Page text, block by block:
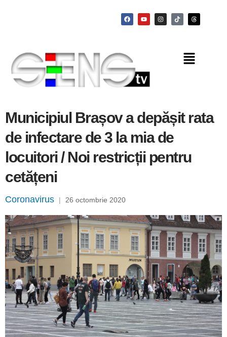
Municipiul Brașov a depășit rata
de infectare de 3 la mia de
locuitori / Noi restricții pentru
cetățeni
Coronavirus | 26 octombrie 2020